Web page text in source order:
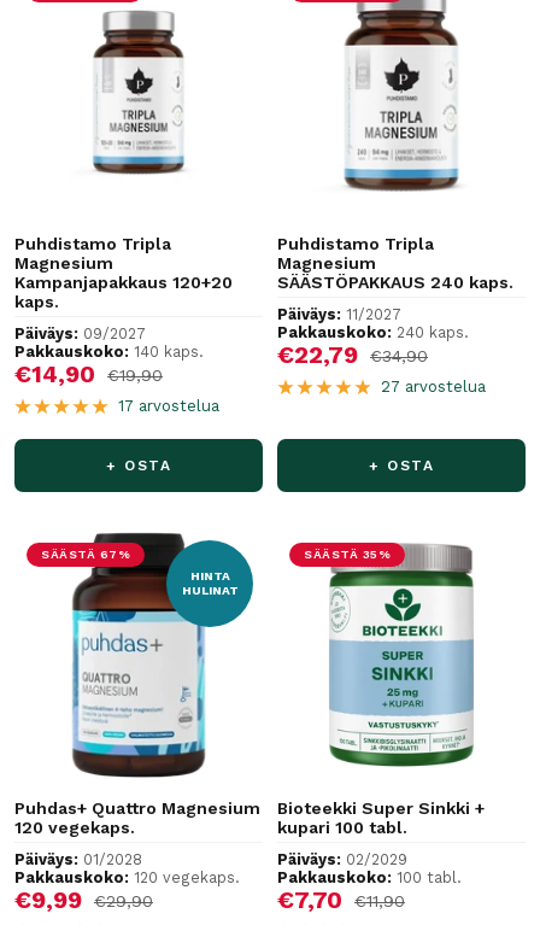
Puhdistamo Tripla
Magnesium
Kampanjapakkaus 120+20
kaps.
Päiväys: 09/2027
Pakkauskoko: 140 kaps.
Alennushinta
€14,90 Normaalihinta
€19,90
17 arvostelua
+ OSTA
Puhdistamo Tripla
Magnesium
SÄÄSTÖPAKKAUS 240 kaps.
Päiväys: 11/2027
Pakkauskoko: 240 kaps.
Alennushinta
€22,79 Normaalihinta
€34,90
27 arvostelua
+ OSTA
HINTA
HULINAT
SÄÄSTÄ 67%
Puhdas+ Quattro Magnesium
120 vegekaps.
Päiväys: 01/2028
Pakkauskoko: 120 vegekaps.
Alennushinta
€9,99 Normaalihinta
€29,90
SÄÄSTÄ 35%
Bioteekki Super Sinkki +
kupari 100 tabl.
Päiväys: 02/2029
Pakkauskoko: 100 tabl.
Alennushinta
€7,70 Normaalihinta
€11,90